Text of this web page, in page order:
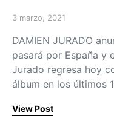
Posted on
3 marzo, 2021
DAMIEN JURADO
pasará por España y
Jurado regresa hoy
álbum en los últimos
View Post